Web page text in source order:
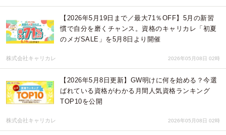
【2026年5月19日まで／最大71％OFF】5月の新習
慣で自分を磨くチャンス。資格のキャリカレ「初夏
のメガSALE」を5月8日より開催
株式会社キャリカレ 2026年05月08日 02時
【2026年5月8日更新】GW明けに何を始める？今選
ばれている資格がわかる月間人気資格ランキング
TOP10を公開
株式会社キャリカレ 2026年05月08日 02時